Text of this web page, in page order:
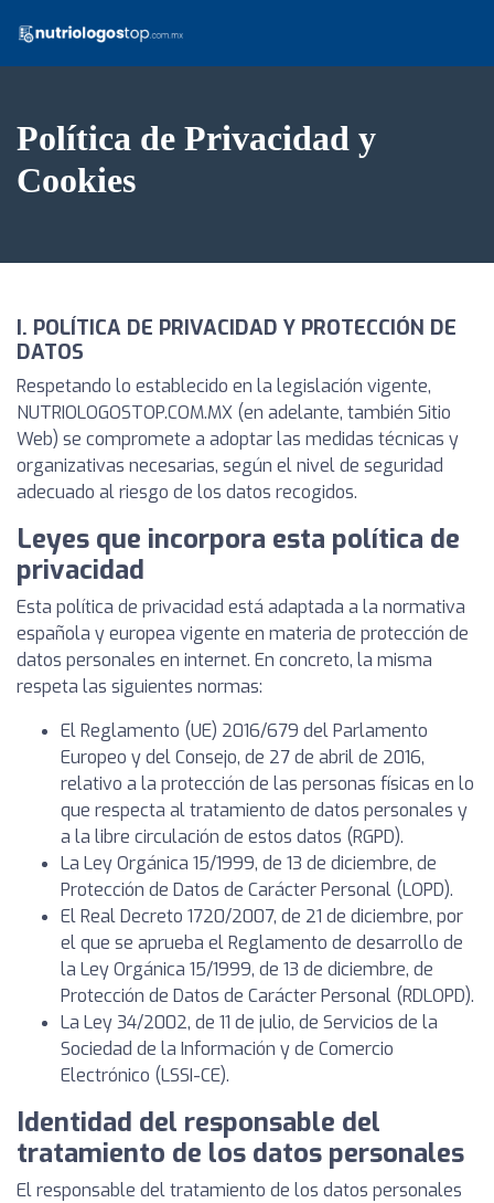
Política de Privacidad y
Cookies
I. POLÍTICA DE PRIVACIDAD Y PROTECCIÓN DE
DATOS
Respetando lo establecido en la legislación vigente,
NUTRIOLOGOSTOP.COM.MX (en adelante, también Sitio
Web) se compromete a adoptar las medidas técnicas y
organizativas necesarias, según el nivel de seguridad
adecuado al riesgo de los datos recogidos.
Leyes que incorpora esta política de
privacidad
Esta política de privacidad está adaptada a la normativa
española y europea vigente en materia de protección de
datos personales en internet. En concreto, la misma
respeta las siguientes normas:
El Reglamento (UE) 2016/679 del Parlamento
Europeo y del Consejo, de 27 de abril de 2016,
relativo a la protección de las personas físicas en lo
que respecta al tratamiento de datos personales y
a la libre circulación de estos datos (RGPD).
La Ley Orgánica 15/1999, de 13 de diciembre, de
Protección de Datos de Carácter Personal (LOPD).
El Real Decreto 1720/2007, de 21 de diciembre, por
el que se aprueba el Reglamento de desarrollo de
la Ley Orgánica 15/1999, de 13 de diciembre, de
Protección de Datos de Carácter Personal (RDLOPD).
La Ley 34/2002, de 11 de julio, de Servicios de la
Sociedad de la Información y de Comercio
Electrónico (LSSI-CE).
Identidad del responsable del
tratamiento de los datos personales
El responsable del tratamiento de los datos personales